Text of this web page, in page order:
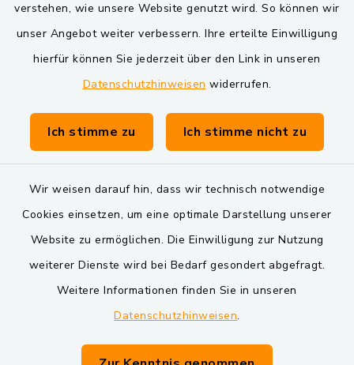
verstehen, wie unsere Website genutzt wird. So können wir
unser Angebot weiter verbessern. Ihre erteilte Einwilligung
hierfür können Sie jederzeit über den Link in unseren
Datenschutzhinweisen widerrufen.
Ich stimme zu Ich stimme nicht zu
Wir weisen darauf hin, dass wir technisch notwendige
Cookies einsetzen, um eine optimale Darstellung unserer
Website zu ermöglichen. Die Einwilligung zur Nutzung
weiterer Dienste wird bei Bedarf gesondert abgefragt.
Weitere Informationen finden Sie in unseren
Datenschutzhinweisen.
VG und Gemeinden
Markt Schwarzenfeld
Gemeinde Schwarzach bei Nabburg
Verwaltungsgemeinschaft Schwarzenfeld
Barrierefreiheit